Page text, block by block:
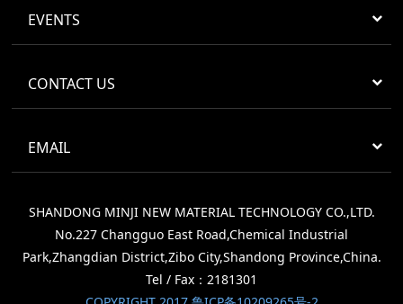
EVENTS
CONTACT US
EMAIL
SHANDONG MINJI NEW MATERIAL TECHNOLOGY CO.,LTD.
No.227 Changguo East Road,Chemical Industrial
Park,Zhangdian District,Zibo City,Shandong Province,China.
Tel / Fax：2181301